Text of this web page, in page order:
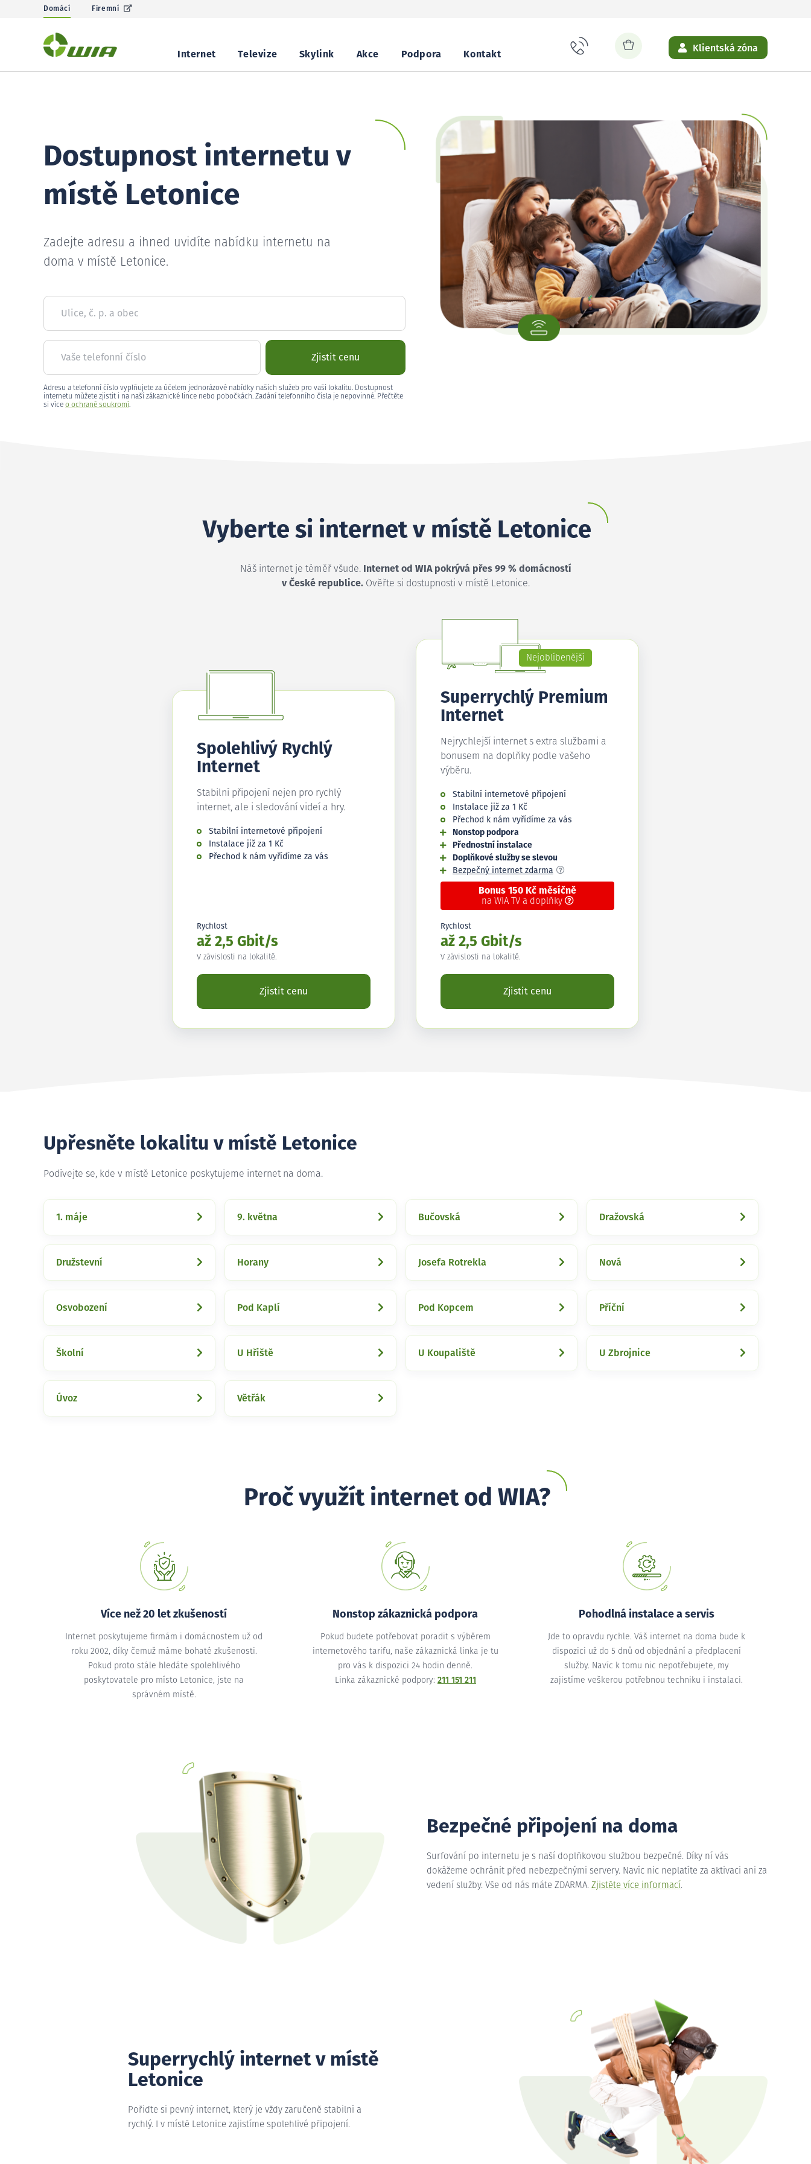
Domácí Firemní
Internet Televize Skylink Akce Podpora Kontakt
Klientská zóna
Dostupnost internetu v
místě Letonice
Zadejte adresu a ihned uvidíte nabídku internetu na
doma v místě Letonice.
Ulice, č. p. a obec
Vaše telefonní číslo Zjistit cenu
Adresu a telefonní číslo vyplňujete za účelem jednorázové nabídky našich služeb pro vaši lokalitu. Dostupnost
internetu můžete zjistit i na naší zákaznické lince nebo pobočkách. Zadání telefonního čísla je nepovinné. Přečtěte
si více o ochraně soukromí.
Vyberte si internet v místě Letonice
Náš internet je téměř všude.
Internet od WIA pokrývá přes 99 % domácností
v České republice.Ověřte si dostupnosti v místě Letonice.
Spolehlivý Rychlý
Internet
Stabilní připojení nejen pro rychlý
internet, ale i sledování videí a hry.
Stabilní internetové připojení
Instalace již za 1 Kč
Přechod k nám vyřídíme za vás
Rychlost
až 2,5 Gbit/s
V závislosti na lokalitě.
Zjistit cenu
Nejoblíbenější
Superrychlý Premium
Internet
Nejrychlejší internet s extra službami a
bonusem na doplňky podle vašeho
výběru.
Stabilní internetové připojení
Instalace již za 1 Kč
Přechod k nám vyřídíme za vás
Nonstop podpora
Přednostní instalace
Doplňkové služby se slevou
Bezpečný internet zdarma
Bonus 150 Kč měsíčně
na WIA TV a doplňky
Rychlost
až 2,5 Gbit/s
V závislosti na lokalitě.
Zjistit cenu
Upřesněte lokalitu v místě Letonice
Podívejte se, kde v místě Letonice poskytujeme internet na doma.
1. máje 9. května Bučovská Dražovská
Družstevní Horany Josefa Rotrekla Nová
Osvobození Pod Kaplí Pod Kopcem Příční
Školní U Hřiště U Koupaliště U Zbrojnice
Úvoz Větřák
Proč využít internet od WIA?
Více než 20 let zkušeností
Internet poskytujeme firmám i domácnostem už od
roku 2002, díky čemuž máme bohaté zkušenosti.
Pokud proto stále hledáte spolehlivého
poskytovatele pro místo Letonice, jste na
správném místě.
Nonstop zákaznická podpora
Pokud budete potřebovat poradit s výběrem
internetového tarifu, naše zákaznická linka je tu
pro vás k dispozici 24 hodin denně.
Linka zákaznické podpory: 211 151 211
Pohodlná instalace a servis
Jde to opravdu rychle. Váš internet na doma bude k
dispozici už do 5 dnů od objednání a předplacení
služby. Navíc k tomu nic nepotřebujete, my
zajistíme veškerou potřebnou techniku i instalaci.
Bezpečné připojení na doma
Surfování po internetu je s naší doplňkovou službou bezpečné. Díky ní vás
dokážeme ochránit před nebezpečnými servery. Navíc nic neplatíte za aktivaci ani za
vedení služby. Vše od nás máte ZDARMA. Zjistěte více informací.
Superrychlý internet v místě
Letonice
Pořiďte si pevný internet, který je vždy zaručeně stabilní a
rychlý. I v místě Letonice zajistíme spolehlivé připojení.